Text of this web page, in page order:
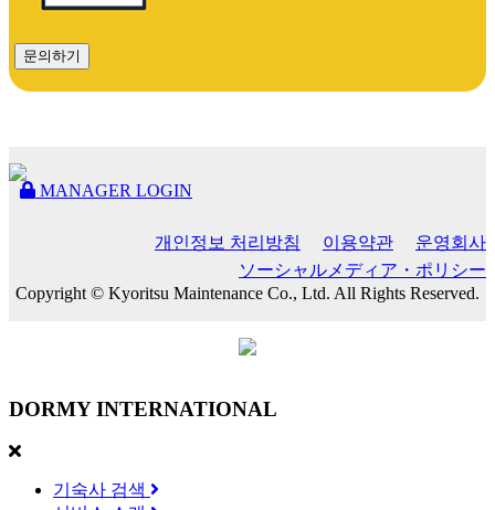
문의하기
MANAGER LOGIN
개인정보 처리방침 이용약관
운영회사
ソーシャルメディア・ポリシー
Copyright © Kyoritsu Maintenance Co., Ltd. All Rights Reserved.
DORMY INTERNATIONAL
기숙사 검색